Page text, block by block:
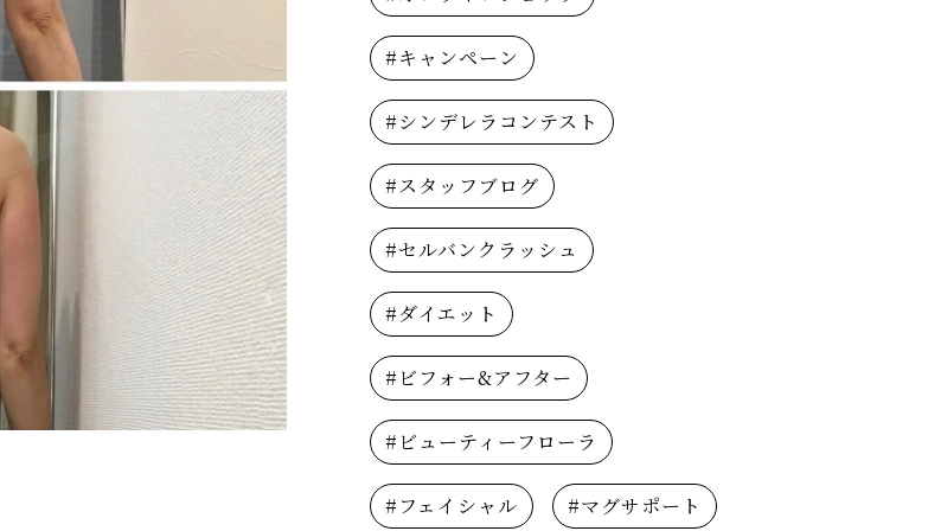
#キャンペーン
#シンデレラコンテスト
#スタッフブログ
#セルバンクラッシュ
#ダイエット
#ビフォー&アフター
#ビューティーフローラ
#フェイシャル #マグサポート